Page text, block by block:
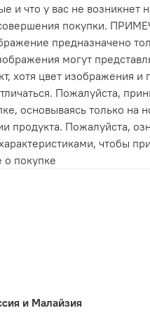
и что у вас не возникнет
покупки.
предназначено
могут
хотя цвет изображения и
Пожалуйста,
основываясь только на
продукта. Пожалуйста,
чтобы
покупке
и Малайзия